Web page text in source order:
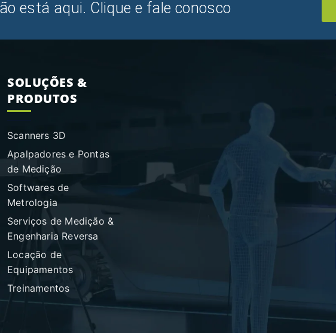
está aqui. Clique e fale conosco
SOLUÇÕES &
PRODUTOS
Scanners 3D
Apalpadores e Pontas
de Medição
Softwares de
Metrologia
Serviços de Medição &
Engenharia Reversa
Locação de
Equipamentos
Treinamentos